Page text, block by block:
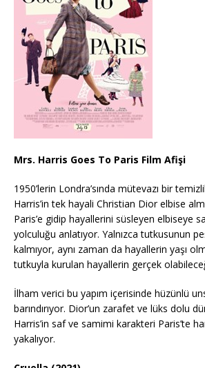
Mrs. Harris Goes To Paris Film Afişi
1950’lerin Londra’sında mütevazı bir
Harris’in tek hayali Christian Dior elbise
Paris’e gidip hayallerini süsleyen elbiseye
yolculuğu anlatıyor. Yalnızca tutkusunun
kalmıyor, aynı zaman da hayallerin yaşı
tutkuyla kurulan hayallerin gerçek
İlham verici bu yapım içerisinde hüzünlü
barındırıyor. Dior’un zarafet ve lüks dolu
Harris’in saf ve samimi karakteri Paris’te
yakalıyor.